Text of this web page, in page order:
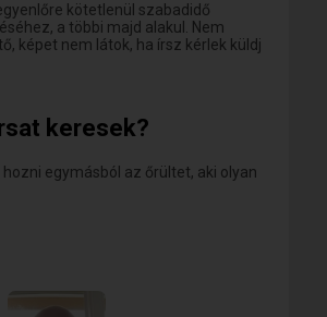
kötetlenül szabadidő
a többi majd alakul. Nem
képet nem látok, ha írsz kérlek küldj
keresek?
hozni egymásból az őrültet, aki olyan